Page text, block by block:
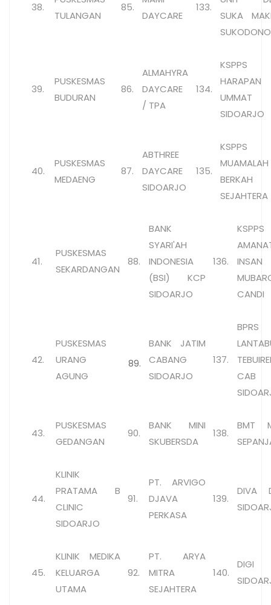
38.
TULANGAN
85.
DAYCARE
133.
SUKA
SUKODONO
39.
PUSKESMAS
BUDURAN
86.
ALMAHYRA
DAYCARE
/ TPA
134.
KSPPS
HARAPAN
UMMAT
SIDOARJO
40.
PUSKESMAS
MEDAENG
87.
ABTHREE
DAYCARE
SIDOARJO
135.
KSPPS
MUAMALAH
BERKAH
SEJAHTERA
41.
PUSKESMAS
SEKARDANGAN
88.
BANK
SYARI'AH
INDONESIA
(BSI) KCP
SIDOARJO
136.
KSPPS
CANDI
42.
PUSKESMAS
URANG
AGUNG
89.
BANK JATIM
CABANG
SIDOARJO
137.
BPRS
CAB
43.
PUSKESMAS
GEDANGAN
90.
BANK MINI
SKUBERSDA
138.
BMT
44.
KLINIK
PRATAMA B
CLINIC
SIDOARJO
91.
PT. ARVIGO
DJAVA
PERKASA
139.
DIVA
45.
KLINIK MEDIKA
KELUARGA
UTAMA
92.
PT. ARYA
MITRA
SEJAHTERA
140.
DIGI